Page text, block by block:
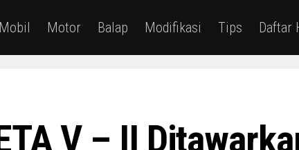
Mobil Motor Balap Modifikasi Tips Daftar
V – II